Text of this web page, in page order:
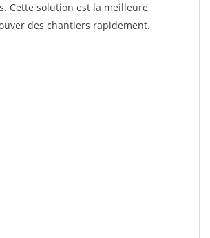
Cette solution est la meilleure
des chantiers rapidement.